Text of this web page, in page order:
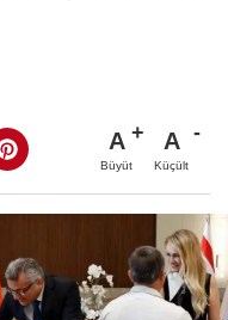
A
Büyüt
A
Küçült